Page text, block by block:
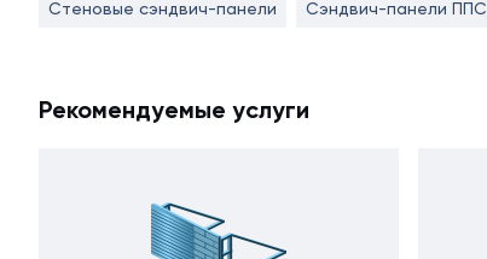
Стеновые сэндвич-панели Сэндвич-панели ППС
Рекомендуемые услуги